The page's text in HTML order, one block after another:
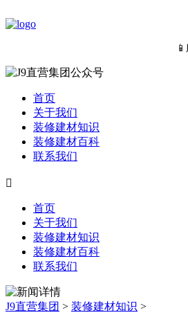
首页
关于我们
装修建材知识
装修建材百科
联系我们

首页
关于我们
装修建材知识
装修建材百科
联系我们
J9直营集团 > 装修建材知识 >